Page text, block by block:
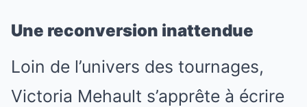
Une reconversion inattendue
Loin de l’univers des tournages,
Victoria Mehault s’apprête à écrire